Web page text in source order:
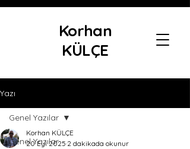
Korhan
KÜLÇE
Yazı
Genel Yazılar
Genel Yazılar
Korhan KÜLÇE
20 Eyl 2025 2 dakikada okunur